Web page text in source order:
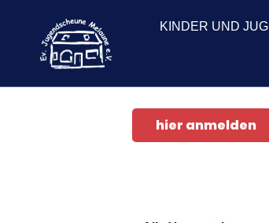
KINDER UND
hier anmelden